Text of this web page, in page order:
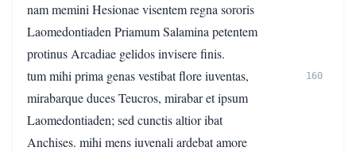
nam memini Hesionae visentem regna sororis
Laomedontiaden Priamum Salamina petentem
protinus Arcadiae gelidos invisere finis.
tum mihi prima genas vestibat flore iuventas,
160
mirabarque duces Teucros, mirabar et ipsum
Laomedontiaden; sed cunctis altior ibat
Anchises. mihi mens iuvenali ardebat amore